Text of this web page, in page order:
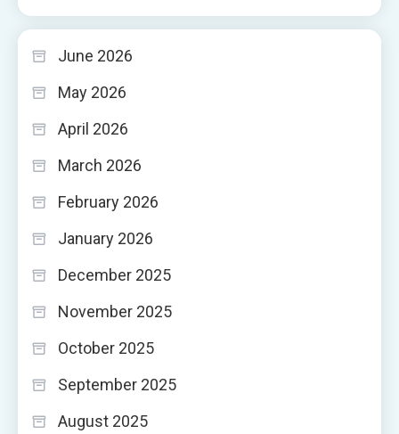
June 2026
May 2026
April 2026
March 2026
February 2026
January 2026
December 2025
November 2025
October 2025
September 2025
August 2025